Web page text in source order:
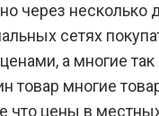
через несколько
сетях
а многие так
товар многие
что цены в